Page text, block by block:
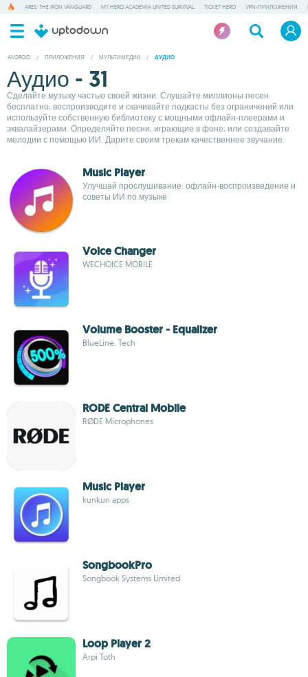
ARES: THE IRON VANGUARD MY HERO ACADEMIA UNITED SURVIVAL TICKET HERO VPN-ПРИЛОЖЕНИЯ
ANDROID / ПРИЛОЖЕНИЯ / МУЛЬТИМЕДИА / АУДИО
Аудио - 31
Сделайте музыку частью своей жизни. Слушайте миллионы песен
бесплатно, воспроизводите и скачивайте подкасты без ограничений или
используйте собственную библиотеку с мощными офлайн-плеерами и
эквалайзерами. Определяйте песни, играющие в фоне, или создавайте
мелодии с помощью ИИ. Дарите своим трекам качественное звучание.
Music Player
Улучшай прослушивание: офлайн‑воспроизведение и
советы ИИ по музыке
Voice Changer
WECHOICE MOBILE
Volume Booster - Equalizer
BlueLine. Tech
RODE Central Mobile
RØDE Microphones
Music Player
kunkun apps
SongbookPro
Songbook Systems Limited
Loop Player 2
Arpi Toth